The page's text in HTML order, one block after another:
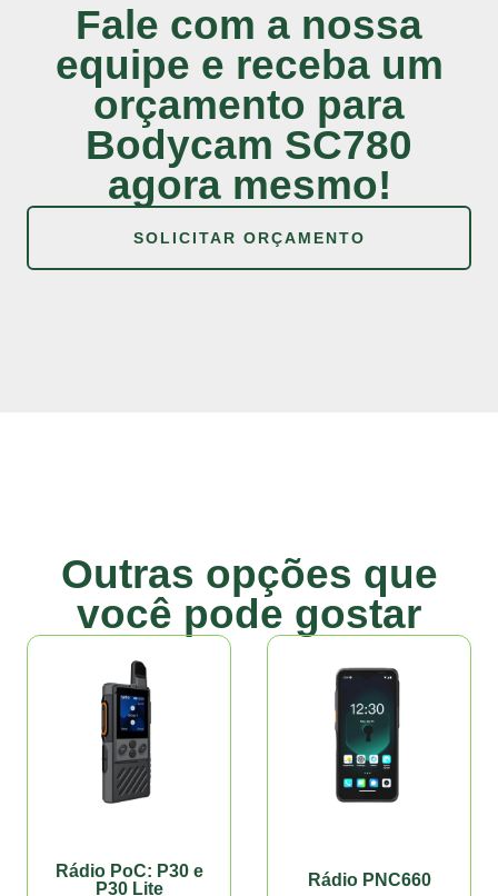
Fale com a nossa
equipe e receba um
orçamento para
Bodycam SC780
agora mesmo!
SOLICITAR ORÇAMENTO
Outras opções que
você pode gostar
Rádio PoC: P30 e
P30 Lite
Rádio PNC660